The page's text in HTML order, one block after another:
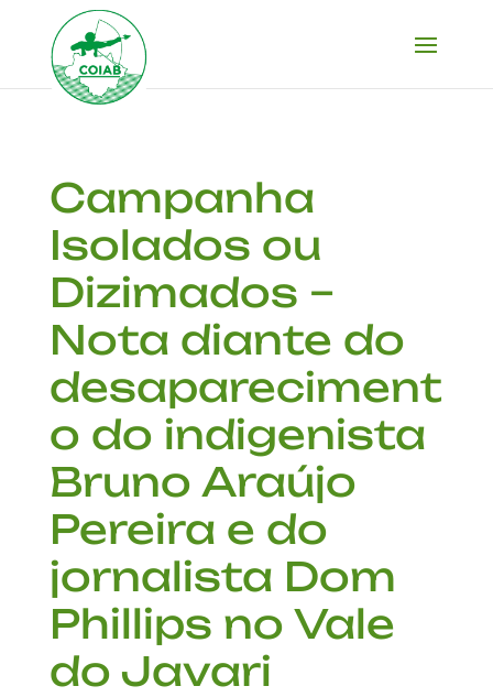
Campanha
Isolados ou
Dizimados –
Nota diante do
desapareciment
o do indigenista
Bruno Araújo
Pereira e do
jornalista Dom
Phillips no Vale
do Javari